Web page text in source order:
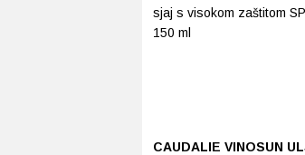
CAUDALIE VINOSUN